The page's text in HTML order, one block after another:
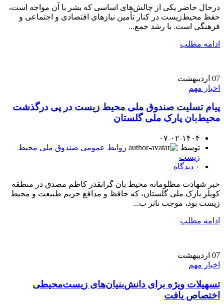
درحال حاضر یکی از چالش‌های اساسی که بشر با آن مواجه است،
حفظ محیط‌زیست در کنار تأمین نیازهای اقتصادی و اجتماعی و
فرهنگی است. با رشد جمع...
ادامه مطلب
07 اردیبهشت
اخبار مهم
پیام تسلیت صندوق ملی محیط زیست در پی درگذشت
محیط‌بان پارک ملی گلستان
۰۷-۰۲-۱۴۰۴
توسط
روابط عمومی صندوق ملی محیط
زیست
۰ دیدگاه
خبر شهادت مظلومانه محیط ‌بان گرانقدر کاظم مصدق در منطقه
کویلر پارک ‌ملی گلستان، که حافظ و مدافع حریم طبیعت و محیط
زیست بود، موجب تاثر ب...
ادامه مطلب
07 اردیبهشت
اخبار مهم
تسهیلات ویژه برای دانش‌بنیان‌های زیست‌محیطی
اختصاص یافت